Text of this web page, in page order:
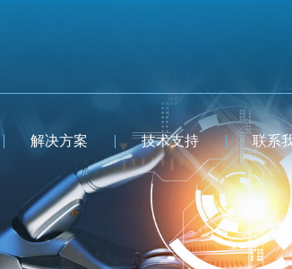
解决方案 技术支持 联系